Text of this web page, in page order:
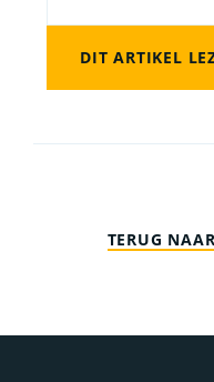
DIT ARTIKEL
TERUG